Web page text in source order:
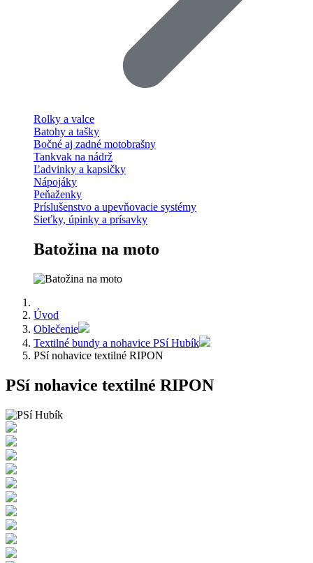
Rolky a valce
Batohy a tašky
Bočné aj zadné motobrašny
Tankvak na nádrž
Ľadvinky a kapsičky
Nápojáky
Peňaženky
Príslušenstvo a upevňovacie systémy
Sieťky, úpinky a prísavky
Batožina na moto
Úvod
Oblečenie
Textilné bundy a nohavice PSí Hubík
PSí nohavice textilné RIPON
PSí nohavice textilné RIPON